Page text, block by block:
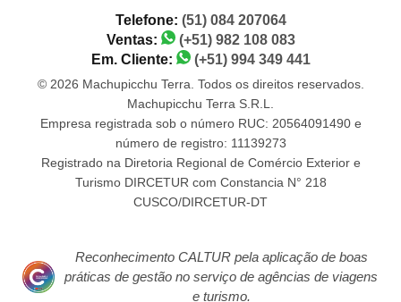
Telefone: (51) 084 207064
Ventas:
(+51) 982 108 083
Em. Cliente:
(+51) 994 349 441
© 2026 Machupicchu Terra. Todos os direitos reservados.
Machupicchu Terra S.R.L.
Empresa registrada sob o número RUC: 20564091490 e
número de registro: 11139273
Registrado na Diretoria Regional de Comércio Exterior e
Turismo DIRCETUR com Constancia N° 218
CUSCO/DIRCETUR-DT
Reconhecimento CALTUR pela aplicação de boas
práticas de gestão no serviço de agências de viagens
e turismo.